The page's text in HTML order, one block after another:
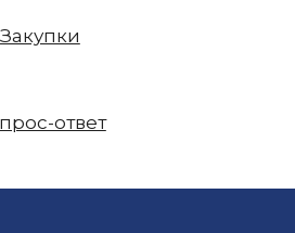
Закупки
ответ